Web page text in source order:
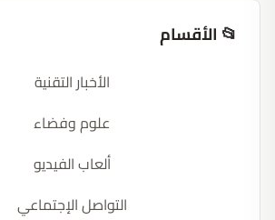
📂 الأقسام
الأخبار التقنية
علوم وفضاء
ألعاب الفيديو
التواصل الإجتماعي